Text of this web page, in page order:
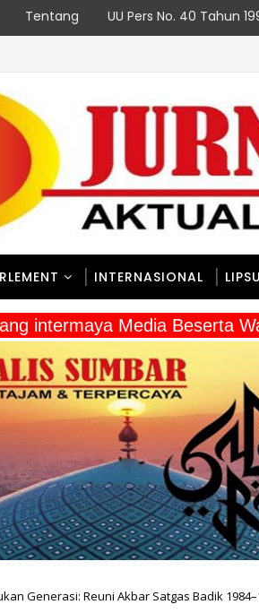
Tentang UU Pers No. 40 Tahun
Berjalan Sesuai PeRencana
INTERNASIONAL
intermaya Media Beserta
Generasi: Reuni Akbar Satgas Badik